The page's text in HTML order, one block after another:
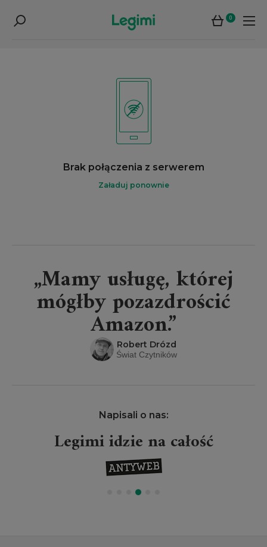
0
Brak połączenia z serwerem
Załaduj ponownie
„Mamy usługę, której
mógłby pozazdrościć
Amazon.”
Robert Drózd
Świat Czytników
Napisali o nas:
Legimi idzie na całość